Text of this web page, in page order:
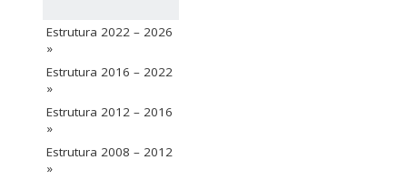
Estrutura 2022 – 2026
»
Estrutura 2016 – 2022
»
Estrutura 2012 – 2016
»
Estrutura 2008 – 2012
»